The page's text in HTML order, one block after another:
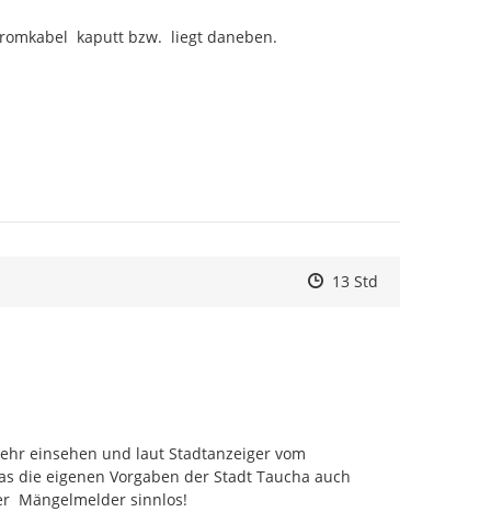
kaputt bzw.  liegt daneben.
Zeitpunkt des
Zeitpunkt des
13 StdZur Äußerung
einsehen und laut Stadtanzeiger vom
die eigenen Vorgaben der Stadt Taucha auch
Mängelmelder sinnlos!